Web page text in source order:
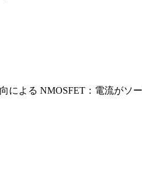
よる NMOSFET：電流がソ